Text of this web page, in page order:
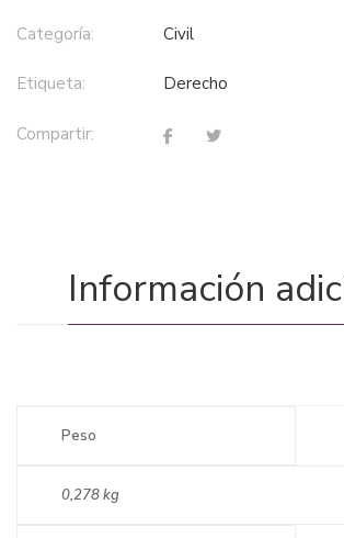
Categoría: civil
Etiqueta: derecho
Compartir:
Información
Peso
0,278 kg